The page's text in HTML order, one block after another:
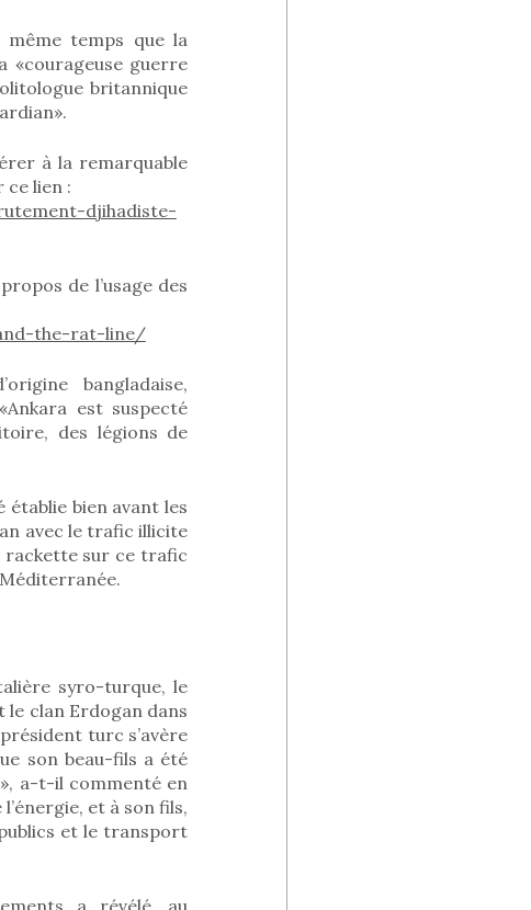
temps que la
«courageuse guerre
britannique
à la remarquable
ce lien :
djihadiste-
de l’usage des
the-rat-line/
bangladaise,
est suspecté
des légions de
bien avant les
avec le trafic illicite
rackette sur ce trafic
syro-turque, le
clan Erdogan dans
turc s’avère
son beau-fils a été
a-t-il commenté en
et à son fils,
et le transport
a révélé, au